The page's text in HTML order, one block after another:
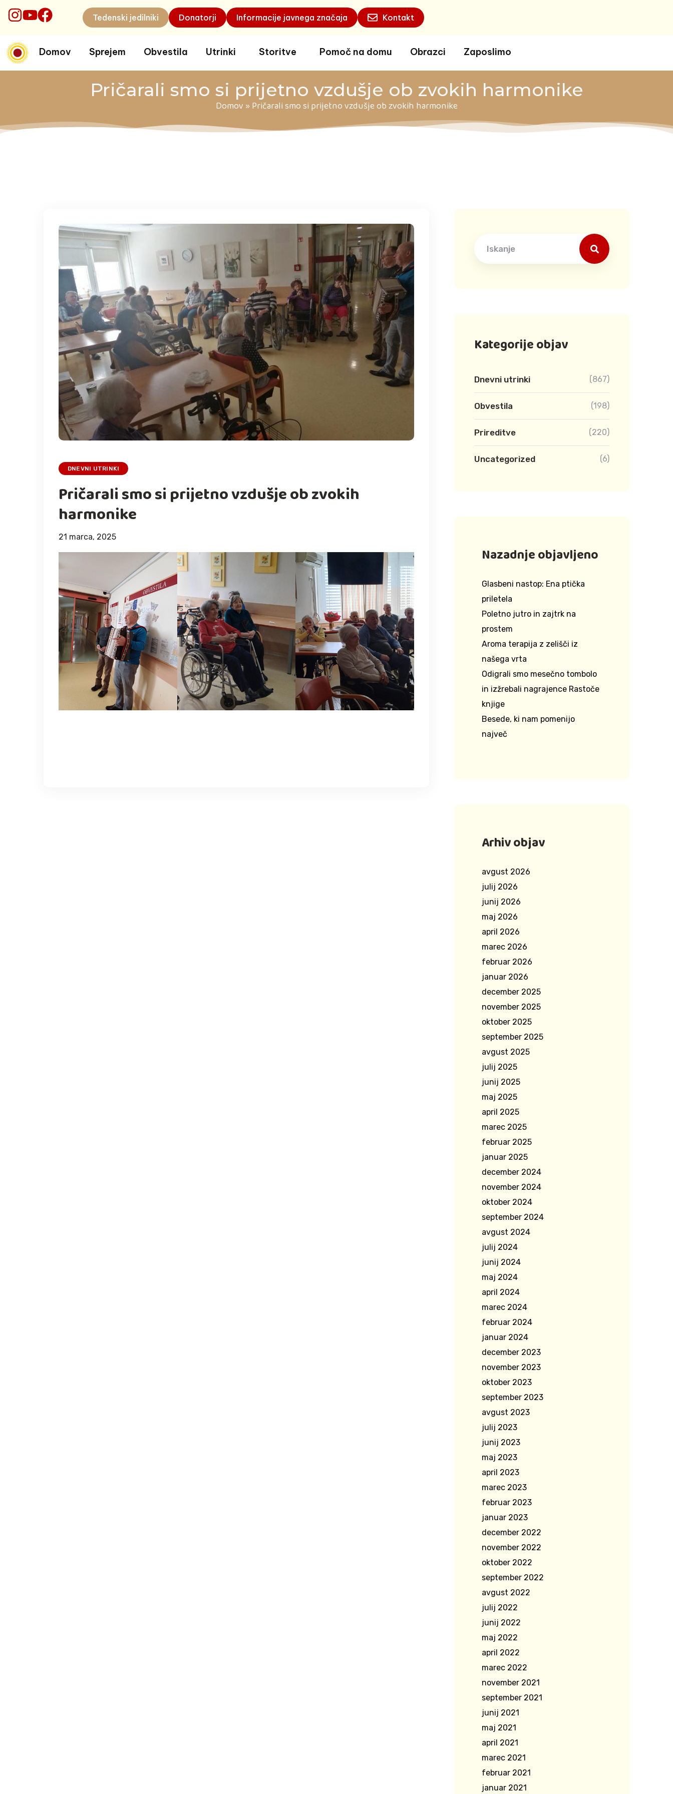
Preskoči
na
vsebino
Tedenski jedilniki Donatorji Informacije javnega značaja Kontakt
Domov Sprejem Obvestila Utrinki Storitve Pomoč na domu Obrazci Zaposlimo
Pričarali smo si prijetno vzdušje ob zvokih harmonike
Domov » Pričarali smo si prijetno vzdušje ob zvokih harmonike
DNEVNI UTRINKI
Pričarali smo si prijetno vzdušje ob zvokih
harmonike
21 marca, 2025
Kategorije objav
Dnevni utrinki (867)
Obvestila (198)
Prireditve (220)
Uncategorized (6)
Nazadnje objavljeno
Glasbeni nastop: Ena ptička
priletela
Poletno jutro in zajtrk na
prostem
Aroma terapija z zelišči iz
našega vrta
Odigrali smo mesečno tombolo
in izžrebali nagrajence Rastoče
knjige
Besede, ki nam pomenijo
največ
Arhiv objav
avgust 2026
julij 2026
junij 2026
maj 2026
april 2026
marec 2026
februar 2026
januar 2026
december 2025
november 2025
oktober 2025
september 2025
avgust 2025
julij 2025
junij 2025
maj 2025
april 2025
marec 2025
februar 2025
januar 2025
december 2024
november 2024
oktober 2024
september 2024
avgust 2024
julij 2024
junij 2024
maj 2024
april 2024
marec 2024
februar 2024
januar 2024
december 2023
november 2023
oktober 2023
september 2023
avgust 2023
julij 2023
junij 2023
maj 2023
april 2023
marec 2023
februar 2023
januar 2023
december 2022
november 2022
oktober 2022
september 2022
avgust 2022
julij 2022
junij 2022
maj 2022
april 2022
marec 2022
november 2021
september 2021
junij 2021
maj 2021
april 2021
marec 2021
februar 2021
januar 2021